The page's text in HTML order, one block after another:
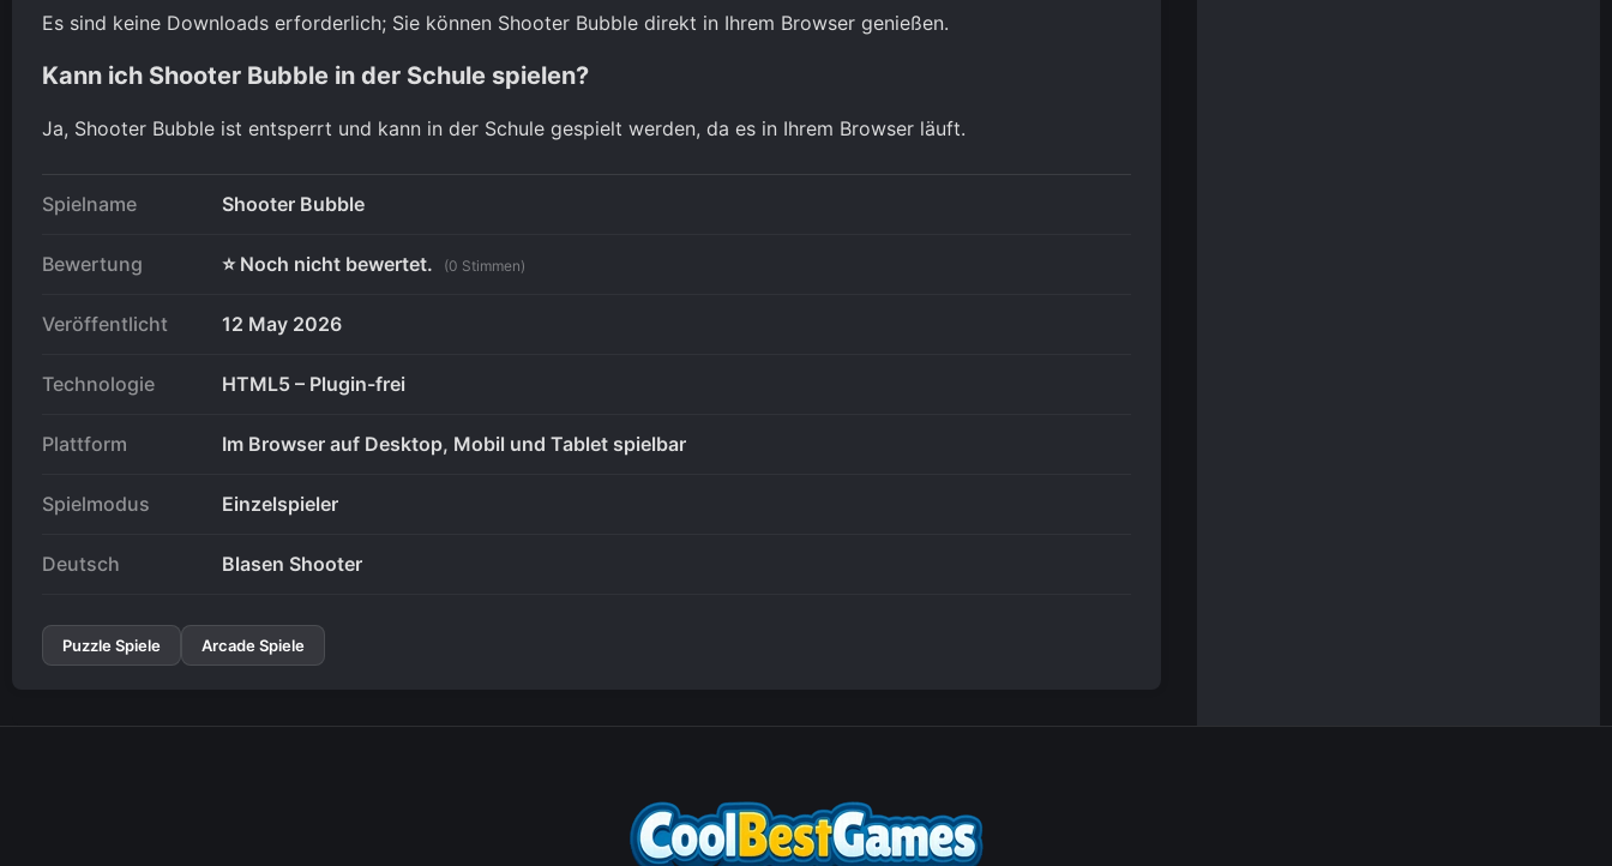
Es sind keine Downloads erforderlich; Sie können Shooter Bubble direkt in Ihrem Browser genießen.
Kann ich Shooter Bubble in der Schule spielen?
Ja, Shooter Bubble ist entsperrt und kann in der Schule gespielt werden, da es in Ihrem Browser läuft.
Spielname Shooter Bubble
Bewertung ⭐ Noch nicht bewertet. (0 Stimmen)
Veröffentlicht 12 May 2026
Technologie HTML5 – Plugin-frei
Plattform Im Browser auf Desktop, Mobil und Tablet spielbar
Spielmodus Einzelspieler
Deutsch Blasen Shooter
Puzzle Spiele Arcade Spiele